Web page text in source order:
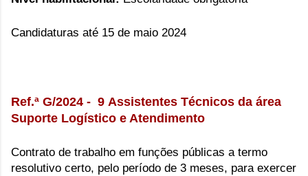
Candidaturas até 15 de maio 2024
Ref.ª G/2024 - 9 Assistentes Técnicos da área
Suporte Logístico e Atendimento
Contrato de trabalho em funções públicas a termo
resolutivo certo, pelo período de 3 meses, para exercer